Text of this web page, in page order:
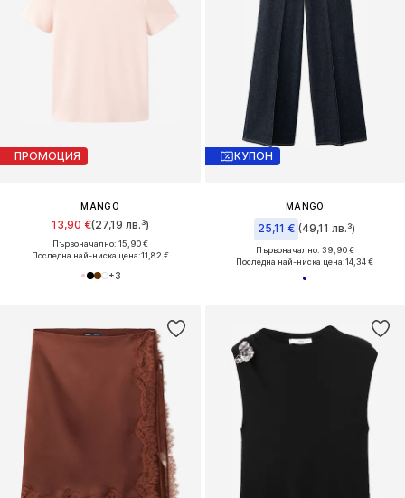
ПРОМОЦИЯ
MANGO
13,90 €(27,19 лв.³)
Първоначално: 15,90 €
Последна най-ниска цена:11,82 €
+3
КУПОН
MANGO
25,11 € (49,11 лв.³)
Първоначално: 39,90 €
Последна най-ниска цена:14,34 €